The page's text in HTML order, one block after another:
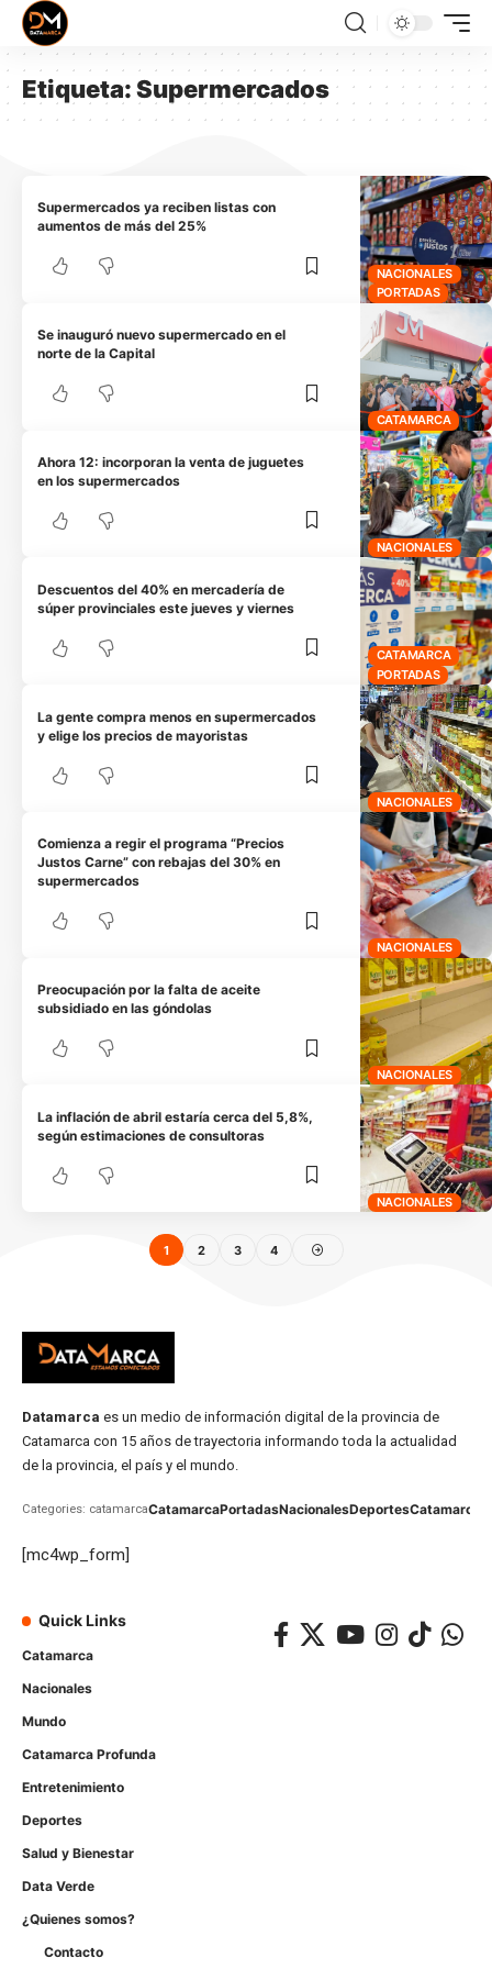
Etiqueta:Supermercados
NACIONALES
PORTADAS
Supermercados ya reciben listas con
aumentos de más del 25%
CATAMARCA
Se inauguró nuevo supermercado en el
norte de la Capital
NACIONALES
Ahora 12: incorporan la venta de juguetes
en los supermercados
CATAMARCA
PORTADAS
Descuentos del 40% en mercadería de
súper provinciales este jueves y viernes
NACIONALES
La gente compra menos en supermercados
y elige los precios de mayoristas
NACIONALES
Comienza a regir el programa “Precios
Justos Carne” con rebajas del 30% en
supermercados
NACIONALES
Preocupación por la falta de aceite
subsidiado en las góndolas
NACIONALES
La inflación de abril estaría cerca del 5,8%,
según estimaciones de consultoras
1 2 3 4
Datamarca es un medio de información digital de la provincia de
Catamarca con 15 años de trayectoria informando toda la actualidad
de la provincia, el país y el mundo.
Categories: catamarcaCatamarcaPortadasNacionalesDeportesCatamarca
[mc4wp_form]
Quick Links
Catamarca
Nacionales
Mundo
Catamarca Profunda
Entretenimiento
Deportes
Salud y Bienestar
Data Verde
¿Quienes somos?
Contacto